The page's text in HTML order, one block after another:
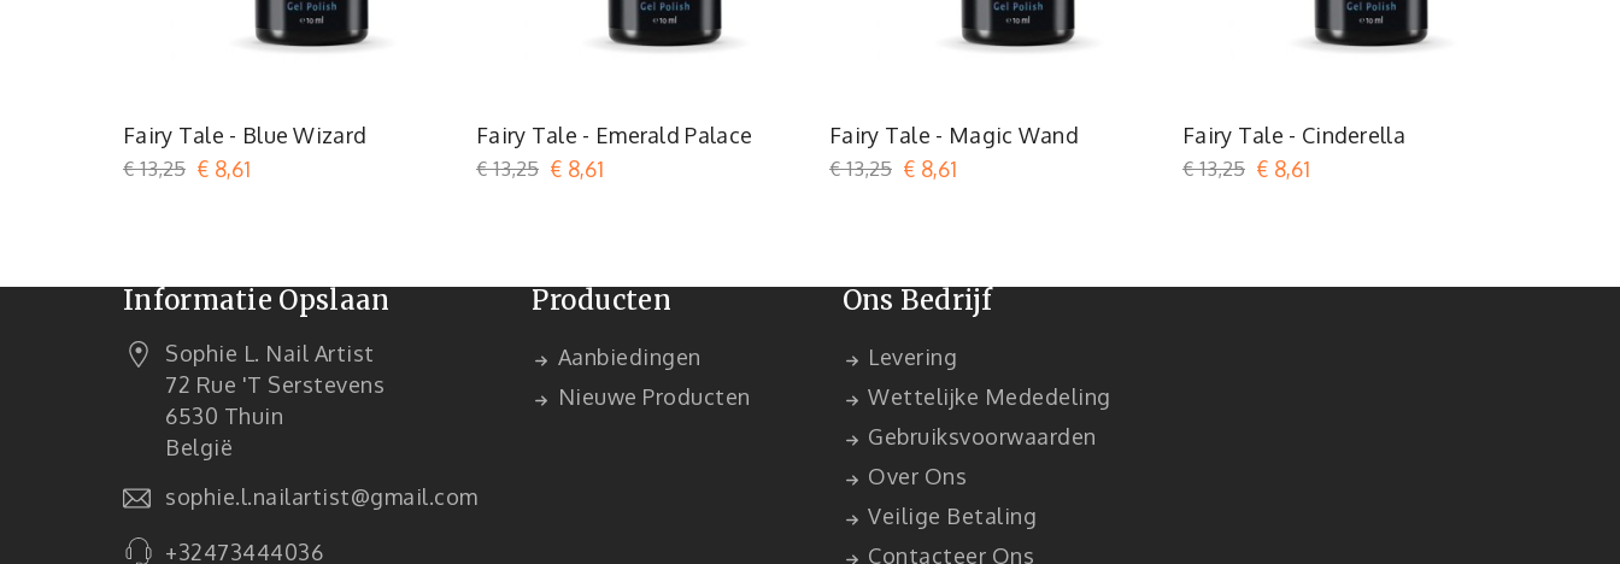
Fairy Tale - Blue Wizard
€ 13,25 € 8,61
Fairy Tale - Emerald Palace
€ 13,25 € 8,61
Fairy Tale - Magic Wand
€ 13,25 € 8,61
Fairy Tale - Cinderella
€ 13,25 € 8,61
Informatie Opslaan
Sophie L. Nail Artist
72 Rue 't Serstevens
6530 Thuin
België
sophie.l.nailartist@gmail.com
+32473444036
Producten
Aanbiedingen
Nieuwe Producten
Ons Bedrijf
Levering
Wettelijke Mededeling
Gebruiksvoorwaarden
Over Ons
Veilige Betaling
Contacteer Ons